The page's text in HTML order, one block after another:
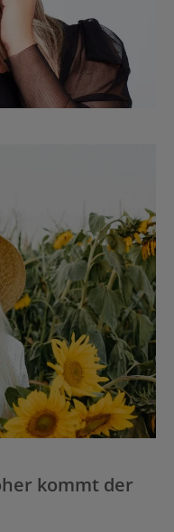
kommt der